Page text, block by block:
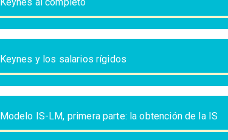
Keynes y los salarios rígidos
Modelo IS-LM, primera parte: la obtención de la IS